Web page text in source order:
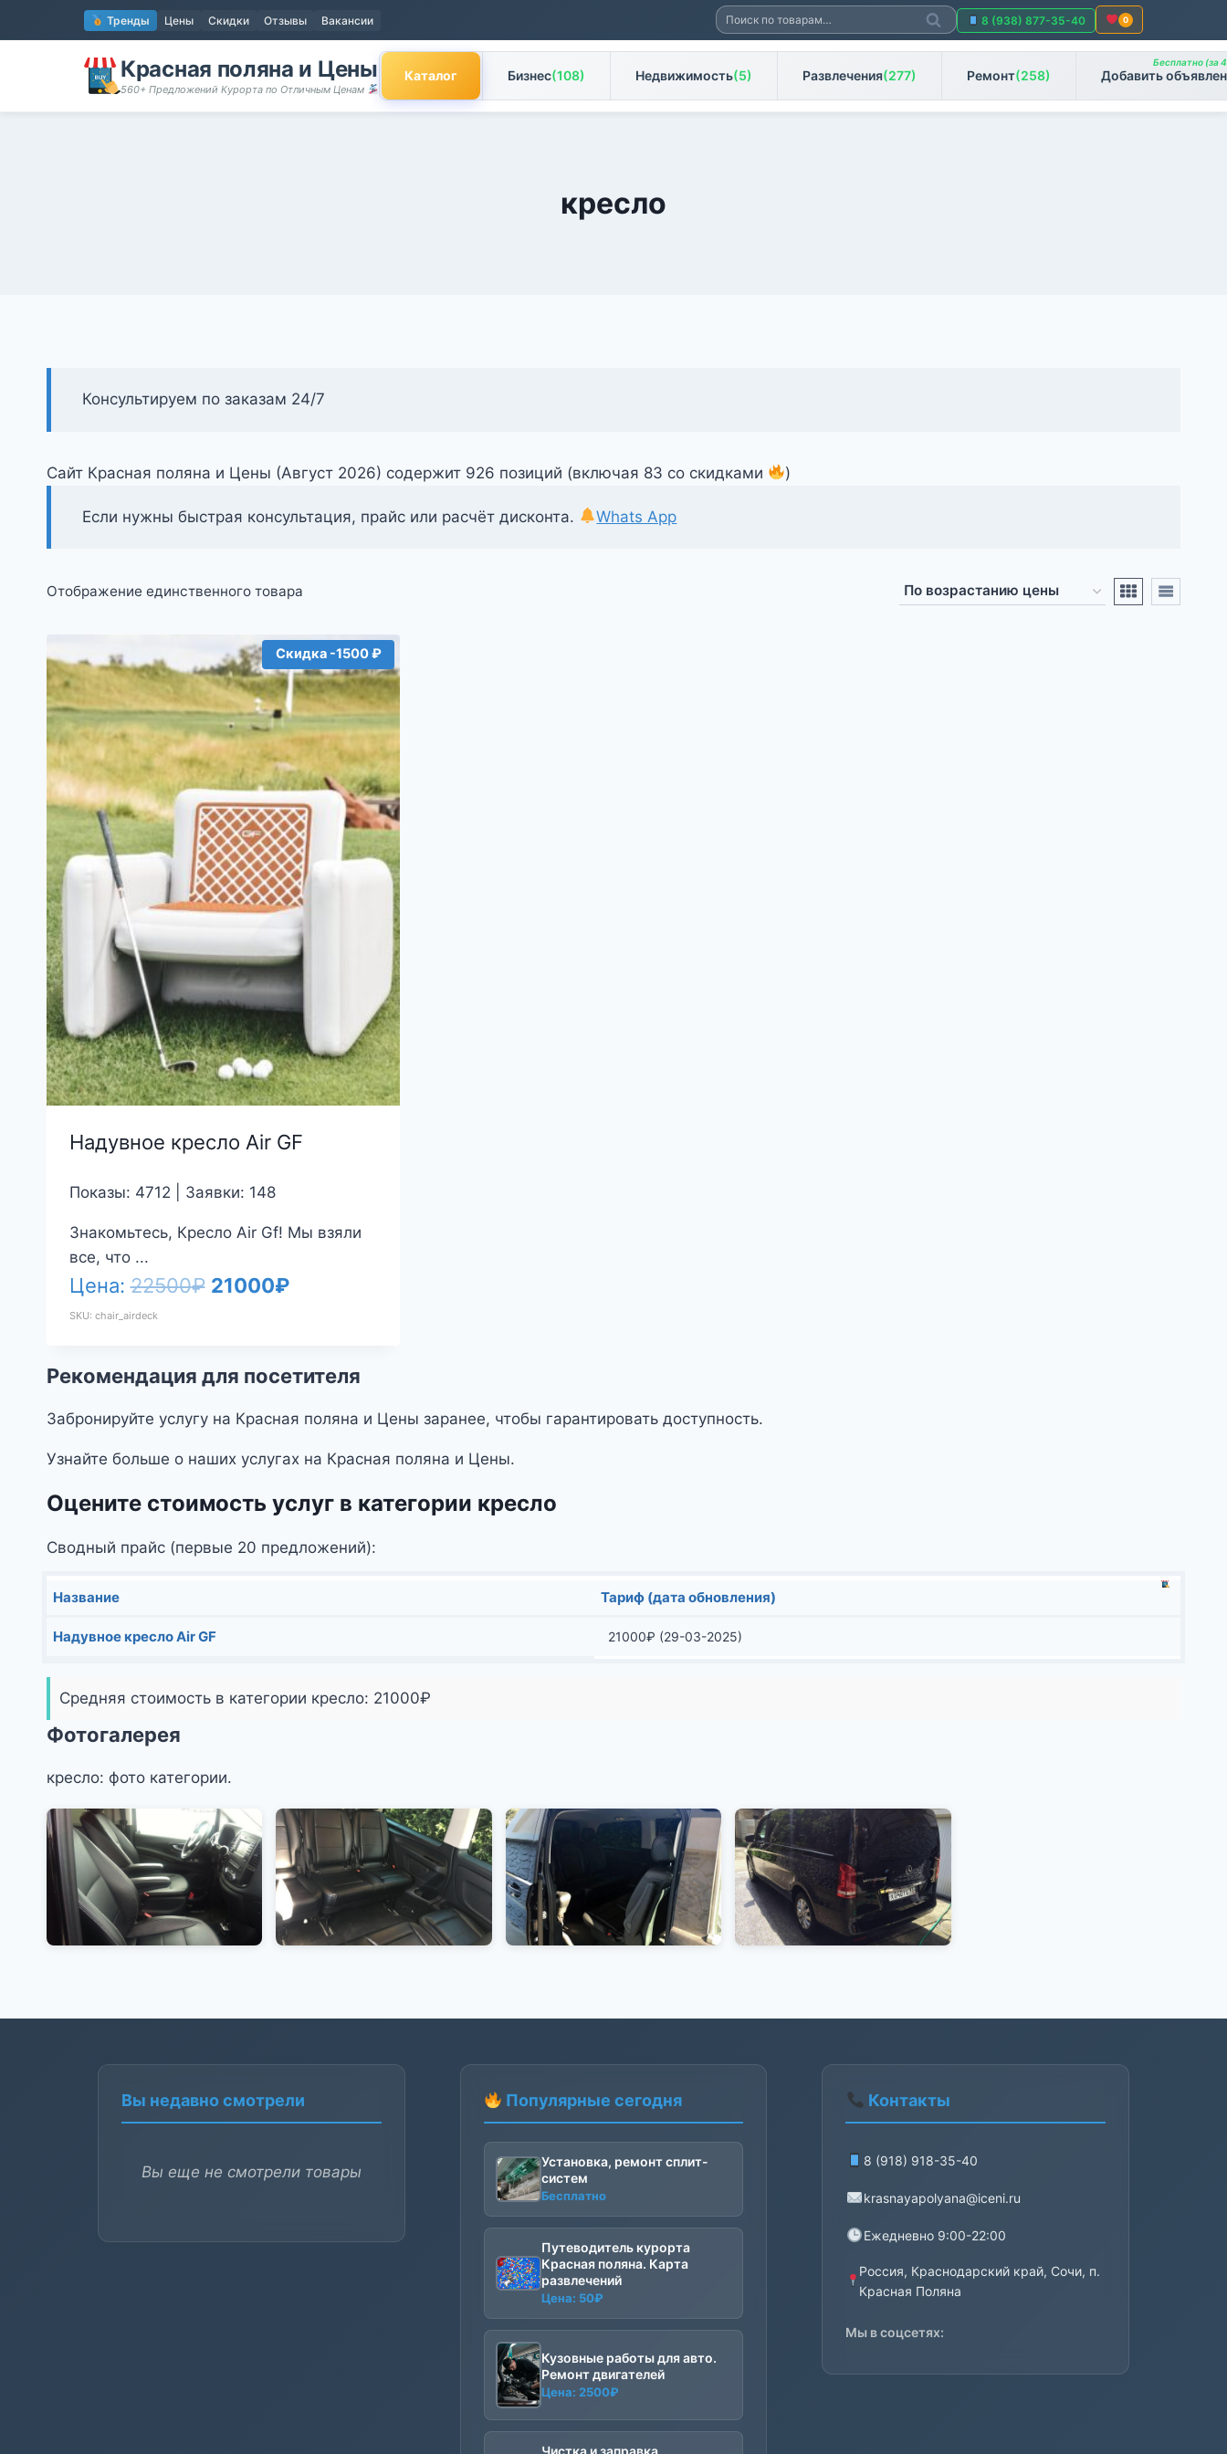
к
содержимому
Тренды Цены Скидки Отзывы Вакансии Искать:
Поиск
8 (938) 877-35-40 0
Красная поляна и Цены
560+ Предложений Курорта по Отличным Ценам
Каталог Бизнес(108) Недвижимость(5) Развлечения(277) Ремонт(258) Добавить
Бесплатно (за
кресло
Консультируем по заказам 24/7
Сайт Красная поляна и Цены (Август 2026) содержит 926 позиций (включая 83 со скидками )
Если нужны быстрая консультация, прайс или расчёт дисконта. Whats App
Отображение единственного товара
Скидка -1500 ₽
Надувное кресло Air GF
Показы: 4712 | Заявки: 148
Знакомьтесь, Кресло Air Gf! Мы взяли
все, что ...
Цена:22500₽ Первоначальная
22500₽.
21000₽Текущая
SKU: chair_airdeck
Рекомендация для посетителя
Забронируйте услугу на Красная поляна и Цены заранее, чтобы гарантировать доступность.
Узнайте больше о наших услугах на Красная поляна и Цены.
Оцените стоимость услуг в категории кресло
Сводный прайс (первые 20 предложений):
Название Тариф (дата обновления)
Надувное кресло Air GF 21000₽ (29-03-2025)
Средняя стоимость в категории кресло: 21000₽
Фотогалерея
кресло: фото категории.
Вы недавно смотрели
Вы еще не смотрели товары
Популярные сегодня
Установка, ремонт сплит-
систем
Бесплатно
Путеводитель курорта
Красная поляна. Карта
развлечений
Цена: 50₽
Кузовные работы для авто.
Ремонт двигателей
Цена: 2500₽
Чистка и заправка
Контакты
8 (918) 918-35-40
krasnayapolyana@iceni.ru
Ежедневно 9:00-22:00
Россия, Краснодарский край, Сочи, п.
Красная Поляна
Мы в соцсетях: